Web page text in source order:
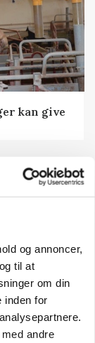
og annoncer,
til at
om din
inden for
andre
kan give